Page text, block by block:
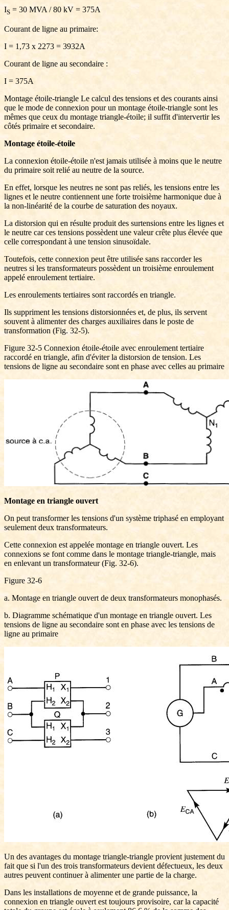
IS = 30 MVA / 80 kV = 375A
Courant de ligne au primaire:
I = 1,73 x 2273 = 3932A
Courant de ligne au secondaire :
I = 375A
Montage étoile-triangle Le calcul des tensions et des courants ainsi
que le mode de connexion pour un montage étoile-triangle sont les
mêmes que ceux du montage triangle-étoile; il suffit d'intervertir les
côtés primaire et secondaire.
Montage étoile-étoile
La connexion étoile-étoile n'est jamais utilisée à moins que le neutre
du primaire soit relié au neutre de la source.
En effet, lorsque les neutres ne sont pas reliés, les tensions entre les
lignes et le neutre contiennent une forte troisième harmonique due à
la non-linéarité de la courbe de saturation des noyaux.
La distorsion qui en résulte produit des surtensions entre les lignes et
le neutre car ces tensions possèdent une valeur crête plus élevée que
celle correspondant à une tension sinusoïdale.
Toutefois, cette connexion peut être utilisée sans raccorder les
neutres si les transformateurs possèdent un troisième enroulement
appelé enroulement tertiaire.
Les enroulements tertiaires sont raccordés en triangle.
Ils suppriment les tensions distorsionnées et, de plus, ils servent
souvent à alimenter des charges auxiliaires dans le poste de
transformation (Fig. 32-5).
Figure 32-5 Connexion étoile-étoile avec enroulement tertiaire
raccordé en triangle, afin d'éviter la distorsion de tension. Les
tensions de ligne au secondaire sont en phase avec celles au primaire
Montage en triangle ouvert
On peut transformer les tensions d'un système triphasé en employant
seulement deux transformateurs.
Cette connexion est appelée montage en triangle ouvert. Les
connexions se font comme dans le montage triangle-triangle, mais
en enlevant un transformateur (Fig. 32-6).
Figure 32-6
a. Montage en triangle ouvert de deux transformateurs monophasés.
b. Diagramme schématique d'un montage en triangle ouvert. Les
tensions de ligne au secondaire sont en phase avec les tensions de
ligne au primaire
Un des avantages du montage triangle-triangle provient justement du
fait que si l'un des trois transformateurs devient défectueux, les deux
autres peuvent continuer à alimenter une partie de la charge.
Dans les installations de moyenne et de grande puissance, la
connexion en triangle ouvert est toujours provisoire, car la capacité